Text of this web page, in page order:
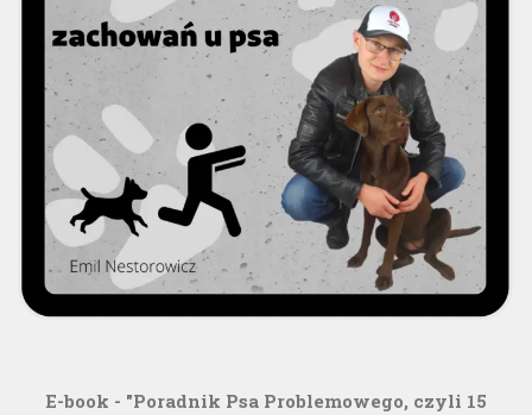
E-book - "Poradnik Psa Problemowego, czyli 15